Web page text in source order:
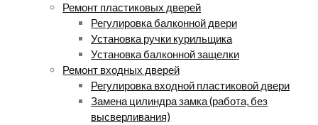
Ремонт пластиковых дверей
Регулировка балконной двери
Установка ручки курильщика
Установка балконной защелки
Ремонт входных дверей
Регулировка входной пластиковой двери
Замена цилиндра замка (работа, без
высверливания)